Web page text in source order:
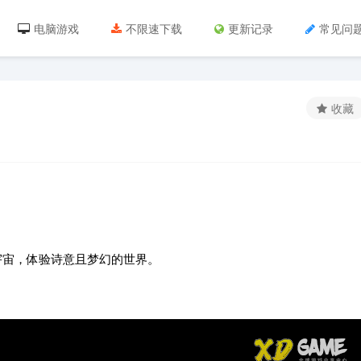
电脑游戏 不限速下载 更新记录 常见问
收藏
，体验诗意且梦幻的世界。